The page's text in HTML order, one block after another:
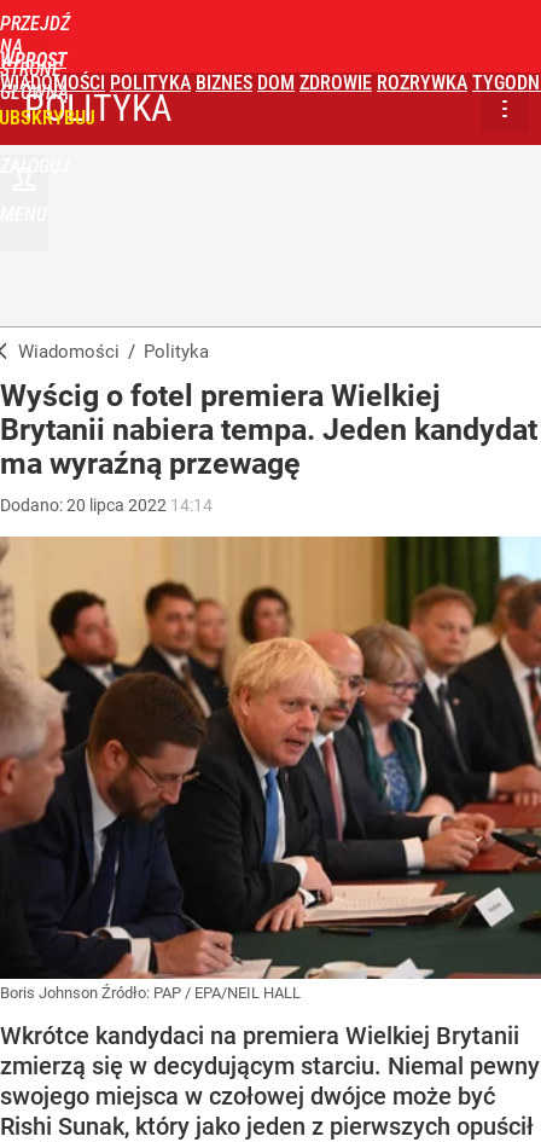
PRZEJDŹ
NA
STRONĘ
GŁÓWNĄ
WPROST
WIADOMOŚCI POLITYKA BIZNES DOM ZDROWIE ROZRYWKA
POLITYKA
Wiadomości / Polityka
Wyścig o fotel premiera Wielkiej
Brytanii nabiera tempa. Jeden kandydat
ma wyraźną przewagę
Dodano:20 lipca 2022 14:14
Boris Johnson Źródło: PAP / EPA/NEIL HALL
Wkrótce kandydaci na premiera Wielkiej Brytanii
zmierzą się w decydującym starciu. Niemal pewny
swojego miejsca w czołowej dwójce może być
Rishi Sunak, który jako jeden z pierwszych opuścił